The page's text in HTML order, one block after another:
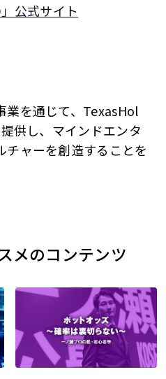
公式サイト
業を通じて、TexasHol
供し、 マインドエンタ
チャーを創造することを
メのコンテンツ